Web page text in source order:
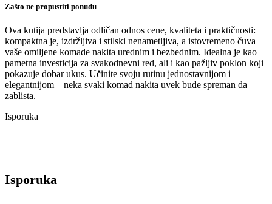
Zašto ne propustiti ponudu
Ova kutija predstavlja odličan odnos cene, kvaliteta i praktičnosti:
kompaktna je, izdržljiva i stilski nenametljiva, a istovremeno čuva
vaše omiljene komade nakita urednim i bezbednim. Idealna je kao
pametna investicija za svakodnevni red, ali i kao pažljiv poklon koji
pokazuje dobar ukus. Učinite svoju rutinu jednostavnijom i
elegantnijom – neka svaki komad nakita uvek bude spreman da
zablista.
Isporuka
Isporuka